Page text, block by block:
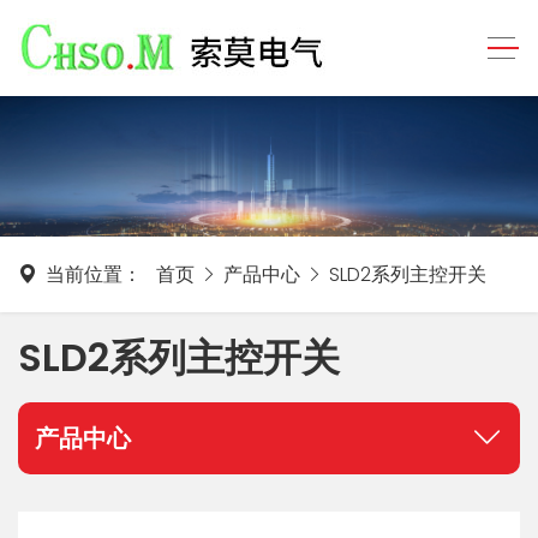
当前位置： 首页 产品中心 SLD2系列主控开关
SLD2系列主控开关
产品中心